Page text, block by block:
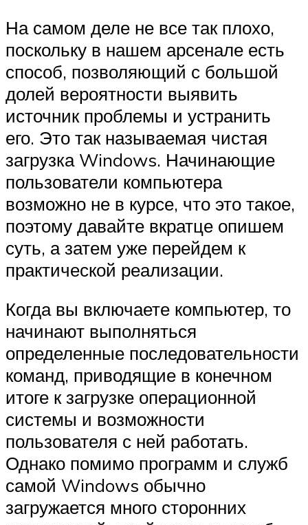
На самом деле не все так плохо,
поскольку в нашем арсенале есть
способ, позволяющий с большой
долей вероятности выявить
источник проблемы и устранить
его. Это так называемая чистая
загрузка Windows. Начинающие
пользователи компьютера
возможно не в курсе, что это такое,
поэтому давайте вкратце опишем
суть, а затем уже перейдем к
практической реализации.
Когда вы включаете компьютер, то
начинают выполняться
определенные последовательности
команд, приводящие в конечном
итоге к загрузке операционной
системы и возможности
пользователя с ней работать.
Однако помимо программ и служб
самой Windows обычно
загружается много сторонних